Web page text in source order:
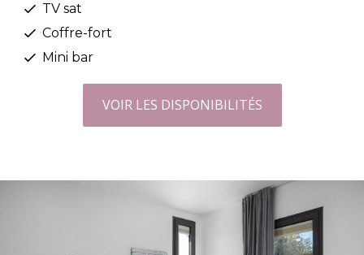
TV sat
Coffre-fort
Mini bar
VOIR LES DISPONIBILITÉS